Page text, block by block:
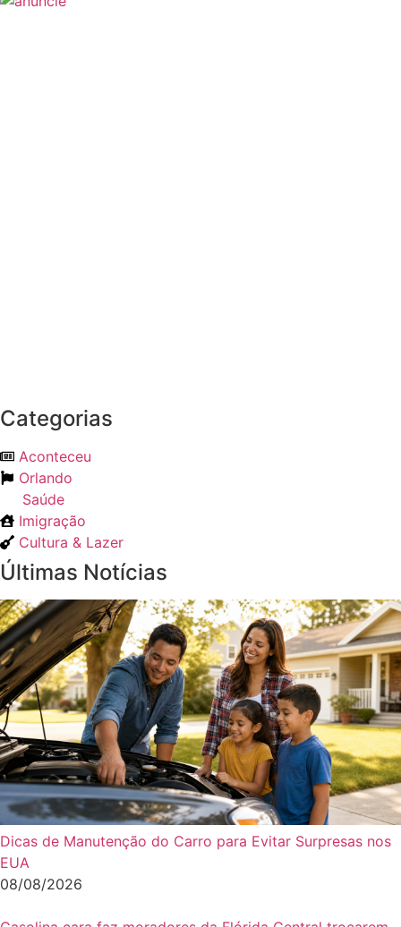
Categorias
Aconteceu
Orlando
Saúde
Imigração
Cultura & Lazer
Últimas Notícias
Dicas de Manutenção do Carro para Evitar Surpresas nos
EUA
08/08/2026